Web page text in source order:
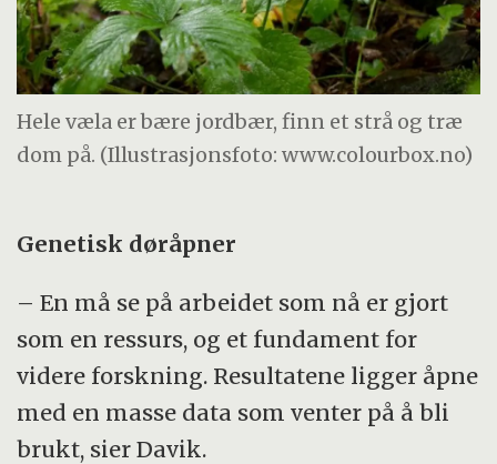
Hele væla er bære jordbær, finn et strå og træ
dom på. (Illustrasjonsfoto: www.colourbox.no)
Genetisk døråpner
– En må se på arbeidet som nå er gjort
som en ressurs, og et fundament for
videre forskning. Resultatene ligger åpne
med en masse data som venter på å bli
brukt, sier Davik.